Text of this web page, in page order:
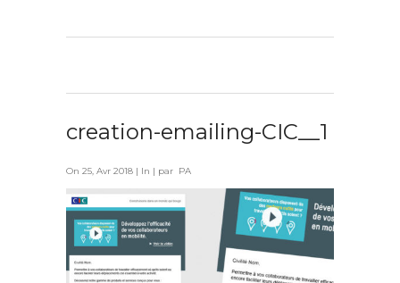
creation-emailing-CIC__1
On 25, Avr 2018 | In | par PA